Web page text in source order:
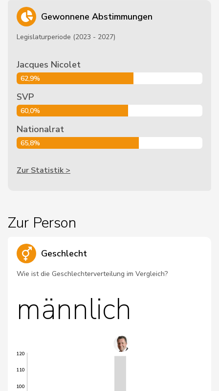
Gewonnene Abstimmungen
Legislaturperiode (2023 - 2027)
Jacques Nicolet
62,9%
SVP
60,0%
Nationalrat
65,8%
Zur Statistik >
Zur Person
Geschlecht
Wie ist die Geschlechterverteilung im Vergleich?
männlich
100
110
120